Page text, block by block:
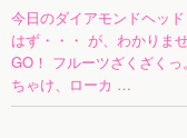
今日のダイアモンドヘッ
はず・・・ が、わかりま
GO！ フルーツざくざく
ちゃけ、ローカ …